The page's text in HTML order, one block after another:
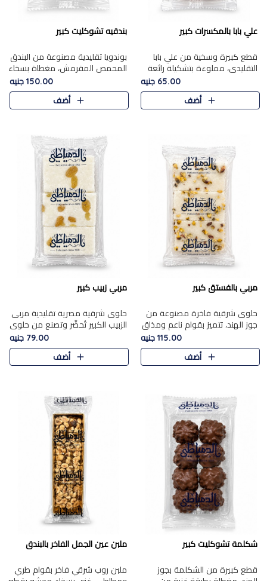
علي بابا بالمكسرات كبير
قطع كبيرة وسخية من علي بابا
التقليدي، مملوءة بتشكيلة رائعة
من المكسرات المحمصة المحمرة.
65.00 جنيه
أضف
بندقيه تشوكليت كبير
بوندويا تقليدية مصنوعة من البندق
المحمص المقرمش، مغطاة بسخاء
بشوكولاتة فاخرة غنية لتحقيق
التوازن المثالي بين قوام القرمشة
ونكهة الشوكولاتة ا..
150.00 جنيه
أضف
مربي بالفستق كبير
حلوى شرقية فاخرة مصنوعة من
جوز الهند، تتميز بقوام ناعم ومذاق
غني، وتزين بقطع من الفستق
الفاخر التي تضيف عليها قرمشة
115.00 جنيه
أضف
مربي زبيب كبير
حلوى شرقية مصرية تقليدية مربى
الزبيب الكبير تُحضَّر وتصنع من حلوي
جوز الهند باسد بقوام طري ومذاق
غني، وتُزين وتغطا بحبات الزبيب
الذهبي التي ..
79.00 جنيه
أضف
شكلمة تشوكليت كبير
قطع كبيرة من الشكلمة بجوز
ملبن عين الجمل الفاخر بالبندق
ملبن روب شرقي فاخر بقوام طري